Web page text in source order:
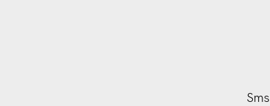
Sms